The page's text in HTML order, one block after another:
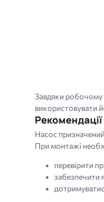
Завдяки робочому
використовувати
Насос
При монтажі
перевірити
забезпечити